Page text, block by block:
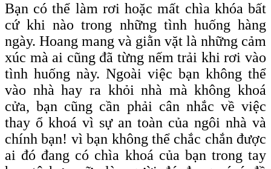
Bạn có thể làm rơi hoặc mất chìa khóabất
cứ khi nào trong những tình huống hàng
ngày. Hoang mang và giằn vặt là những cảm
xúc mà ai cũng đã từng nếm trải khi rơi vào
tình huống này. Ngoài việc bạn không thể
vào nhà hay ra khỏi nhà mà không khoá
cửa, bạn cũng cần phải cân nhắc về việc
thay ổ khoá vì sự an toàn của ngôi nhà và
chính bạn! vì bạn không thể chắc chắn được
ai đó đang có chìa khoá của bạn trong tay